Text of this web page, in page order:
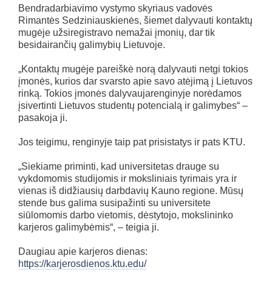
Bendradarbiavimo vystymo skyriaus vadovės
Rimantės Sedziniauskienės, šiemet dalyvauti kontaktų
mugėje užsiregistravo nemažai įmonių, dar tik
besidairančių galimybių Lietuvoje.
„Kontaktų mugėje pareiškė norą dalyvauti netgi tokios
įmonės, kurios dar svarsto apie savo atėjimą į Lietuvos
rinką. Tokios įmonės dalyvaujarenginyje norėdamos
įsivertinti Lietuvos studentų potencialą ir galimybes“ –
pasakoja ji.
Jos teigimu, renginyje taip pat prisistatys ir pats KTU.
„Siekiame priminti, kad universitetas drauge su
vykdomomis studijomis ir moksliniais tyrimais yra ir
vienas iš didžiausių darbdavių Kauno regione. Mūsų
stende bus galima susipažinti su universitete
siūlomomis darbo vietomis, dėstytojo, mokslininko
karjeros galimybėmis“, – teigia ji.
Daugiau apie karjeros dienas:
https://karjerosdienos.ktu.edu/